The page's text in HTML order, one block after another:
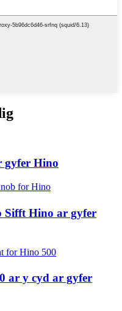
gyfer Hino
Sifft Hino ar gyfer
ar y cyd ar gyfer